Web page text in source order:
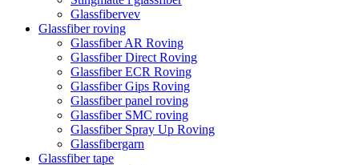
Glassfibervev
Glassfiber roving
Glassfiber AR Roving
Glassfiber Direct Roving
Glassfiber ECR Roving
Glassfiber Gips Roving
Glassfiber panel roving
Glassfiber SMC roving
Glassfiber Spray Up Roving
Glassfibergarn
Glassfiber tape